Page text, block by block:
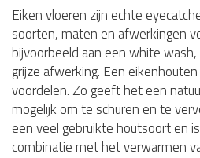
Eiken vloeren zijn echte
soorten, maten en afwerkingen
bijvoorbeeld aan een white
grijze afwerking. Een
voordelen. Zo geeft het een
mogelijk om te schuren en te
een veel gebruikte houtsoort en
combinatie met het verwarmen